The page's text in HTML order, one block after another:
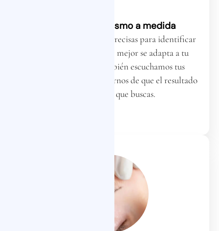
Estudio de visajismo a medida
Realizamos mediciones precisas para identificar
la forma y el diseño que mejor se adapta a tu
estructura facial. También escuchamos tus
preferencias para asegurarnos de que el resultado
final refleje lo que buscas.